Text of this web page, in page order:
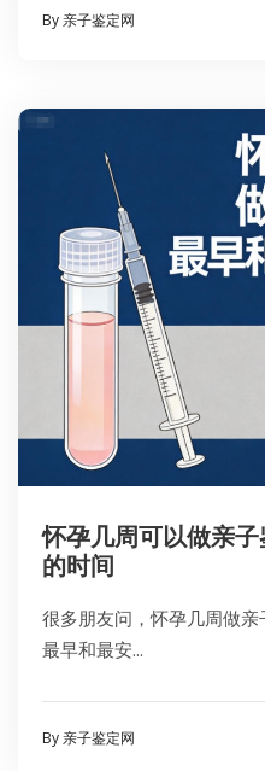
By 亲子鉴定网
怀孕几周可以做亲
的时间
很多朋友问，怀孕几周做
最早和最安...
By 亲子鉴定网